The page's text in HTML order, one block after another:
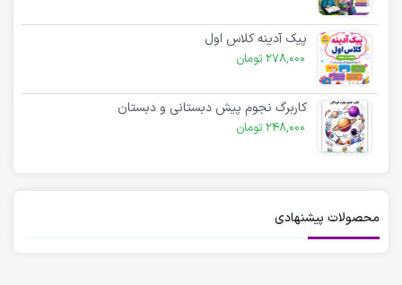
پیک آدینه کلاس اول
278,000 تومان
کاربرگ نجوم پیش دبستانی و دبستان
248,000 تومان
محصولات پیشنهادی